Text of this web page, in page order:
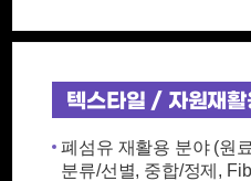
텍스타일 / 자원재활
폐섬유 재활용 분야 (원
분류/선별, 중합/정제,